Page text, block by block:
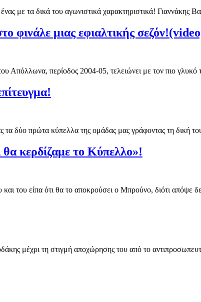
με τα δικά του αγωνιστικά χαρακτηριστικά! Γιαννάκης
φινάλε μιας εφιαλτικής
Απόλλωνα, περίοδος 2004-05, τελειώνει με τον πιο
τα δύο πρώτα κύπελλα της ομάδας μας γράφοντας τη δική
κερδίζαμε το Kύπελλο»!
του είπα ότι θα το αποκρούσει ο Μπρούνο, διότι απόψε
μέχρι τη στιγμή αποχώρησης του από το